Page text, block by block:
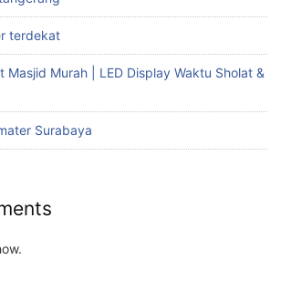
terdekat
Masjid Murah | LED Display Waktu Sholat &
Surabaya